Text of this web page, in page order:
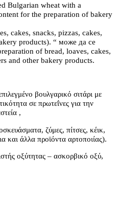
Bulgarian wheat with a
for the preparation of bakery
cakes, snacks, pizzas, cakes,
products). “ може да се
of bread, loaves, cakes,
and other bakery products.
βουλγαρικό σιτάρι με
σε πρωτεΐνες για την
,
ζύμες, πίτσες, κέικ,
και άλλα προϊόντα αρτοποιίας).
οξύτητας – ασκορβικό οξύ,